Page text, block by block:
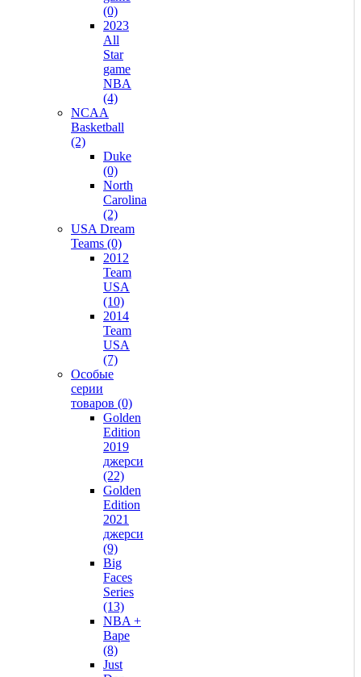
(0)
2023
All
Star
game
NBA
(4)
NCAA
Basketball
(2)
Duke
(0)
North
Carolina
(2)
USA Dream
Teams (0)
2012
Team
USA
(10)
2014
Team
USA
(7)
Особые
серии
товаров (0)
Golden
Edition
2019
джерси
(22)
Golden
Edition
2021
джерси
(9)
Big
Faces
Series
(13)
NBA +
Bape
(8)
Just